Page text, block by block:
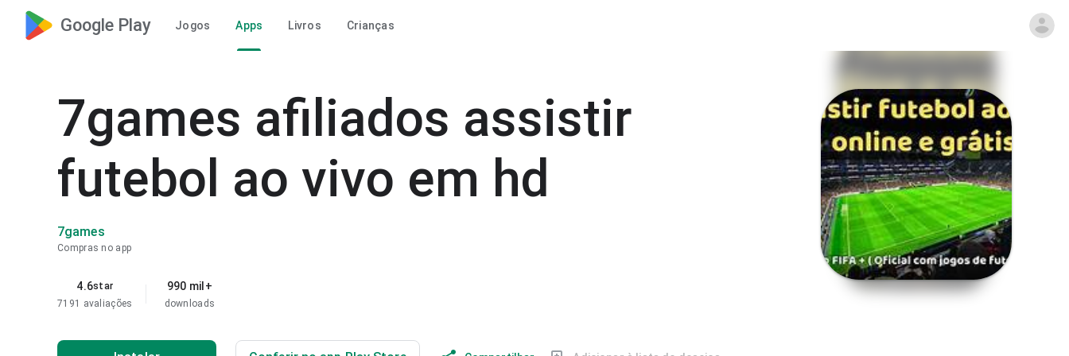
Google Play Jogos Apps Livros Crianças
7games afiliados assistir
futebol ao vivo em hd
7games
Compras no app
4.6star
7191 avaliações
990 mil+
downloads